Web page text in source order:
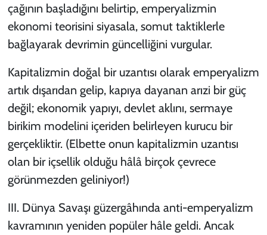
çağının başladığını belirtip, emperyalizmin
ekonomi teorisini siyasala, somut taktiklerle
bağlayarak devrimin güncelliğini vurgular.
Kapitalizmin doğal bir uzantısı olarak emperyalizm
artık dışarıdan gelip, kapıya dayanan arızi bir güç
değil; ekonomik yapıyı, devlet aklını, sermaye
birikim modelini içeriden belirleyen kurucu bir
gerçekliktir. (Elbette onun kapitalizmin uzantısı
olan bir içsellik olduğu hâlâ birçok çevrece
görünmezden geliniyor!)
III. Dünya Savaşı güzergâhında anti-emperyalizm
kavramının yeniden popüler hâle geldi. Ancak